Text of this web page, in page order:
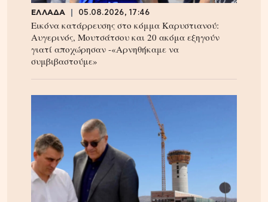
ΕΛΛΑΔΑ 05.08.2026, 17:46
Εικόνα κατάρρευσης στο κόμμα Καρυστιανού:
Αυγερινός, Μουτσάτσου και 20 ακόμα εξηγούν
γιατί αποχώρησαν -«Αρνηθήκαμε να
συμβιβαστούμε»